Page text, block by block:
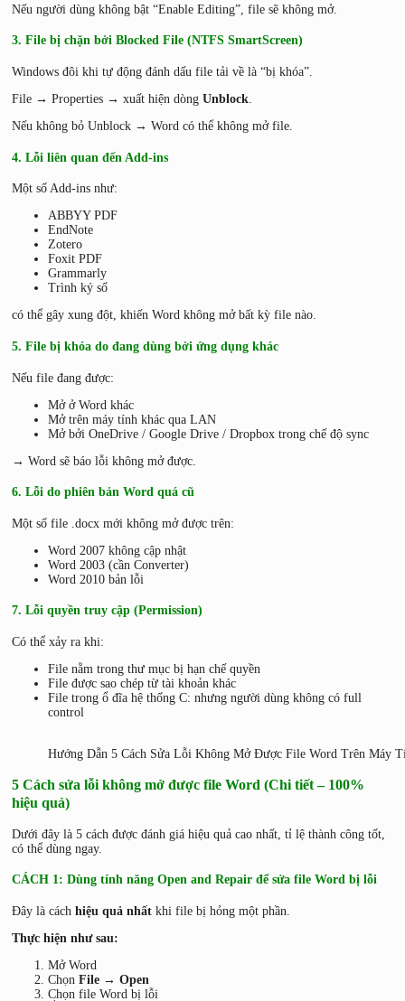
Nếu người dùng không bật “Enable Editing”, file sẽ không mở.
3. File bị chặn bởi Blocked File (NTFS SmartScreen)
Windows đôi khi tự động đánh dấu file tải về là “bị khóa”.
File → Properties → xuất hiện dòng Unblock.
Nếu không bỏ Unblock → Word có thể không mở file.
4. Lỗi liên quan đến Add-ins
Một số Add-ins như:
ABBYY PDF
EndNote
Zotero
Foxit PDF
Grammarly
Trình ký số
có thể gây xung đột, khiến Word không mở bất kỳ file nào.
5. File bị khóa do đang dùng bởi ứng dụng khác
Nếu file đang được:
Mở ở Word khác
Mở trên máy tính khác qua LAN
Mở bởi OneDrive / Google Drive / Dropbox trong chế độ sync
→ Word sẽ báo lỗi không mở được.
6. Lỗi do phiên bản Word quá cũ
Một số file .docx mới không mở được trên:
Word 2007 không cập nhật
Word 2003 (cần Converter)
Word 2010 bản lỗi
7. Lỗi quyền truy cập (Permission)
Có thể xảy ra khi:
File nằm trong thư mục bị hạn chế quyền
File được sao chép từ tài khoản khác
File trong ổ đĩa hệ thống C: nhưng người dùng không có full
control
Hướng Dẫn 5 Cách Sửa Lỗi Không Mở Được File Word Trên Máy
5 Cách sửa lỗi không mở được file Word (Chi tiết – 100%
hiệu quả)
Dưới đây là 5 cách được đánh giá hiệu quả cao nhất, tỉ lệ thành công tốt,
có thể dùng ngay.
CÁCH 1: Dùng tính năng Open and Repair để sửa file Word bị lỗi
Đây là cách hiệu quả nhất khi file bị hỏng một phần.
Thực hiện như sau:
Mở Word
Chọn File → Open
Chọn file Word bị lỗi